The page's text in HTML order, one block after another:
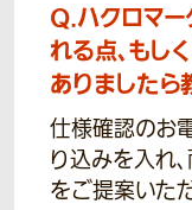
Q.ハクロマ
れる点、もし
ありましたら
仕様確認のお
り込みを入れ
をご提案いた